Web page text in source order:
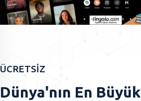
ÜCRETSİZ
Dünya'nın En Büyük